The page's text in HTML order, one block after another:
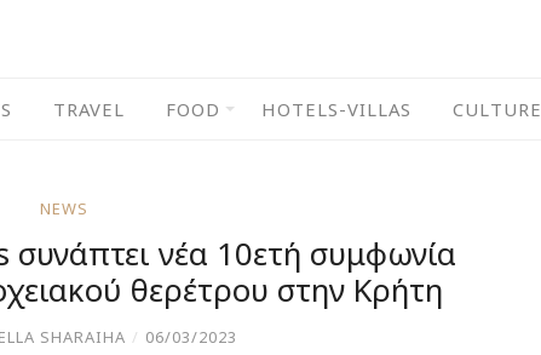
TRAVEL FOOD HOTELS-VILLAS CULTURE
NEWS
νέα 10ετή συμφωνία
θερέτρου στην Κρήτη
SHARAIHA / 06/03/2023